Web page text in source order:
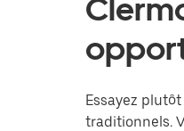
Essayez
traditionnels.